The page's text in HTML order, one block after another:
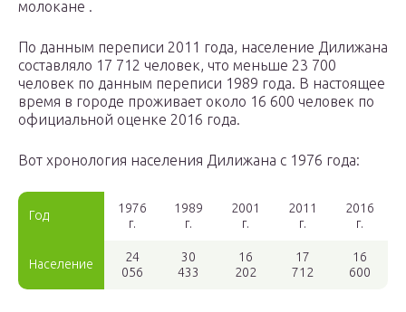
молокане .
По данным переписи 2011 года, население Дилижана
составляло 17 712 человек, что меньше 23 700
человек по данным переписи 1989 года. В настоящее
время в городе проживает около 16 600 человек по
официальной оценке 2016 года.
Вот хронология населения Дилижана с 1976 года:
Год
1976
г.
1989
г.
2001
г.
2011
г.
2016
г.
Население
24
056
30
433
16
202
17
712
16
600